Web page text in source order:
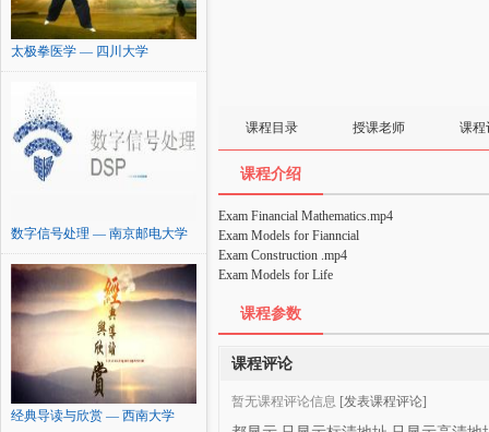
太极拳医学 — 四川大学
数字信号处理 — 南京邮电大学
经典导读与欣赏 — 西南大学
课程目录 授课老师 课程
课程介绍
Exam Financial Mathematics.mp4
Exam Models for Fianncial
Exam Construction .mp4
Exam Models for Life
课程参数
课程评论
暂无课程评论信息 [发表课程评论]